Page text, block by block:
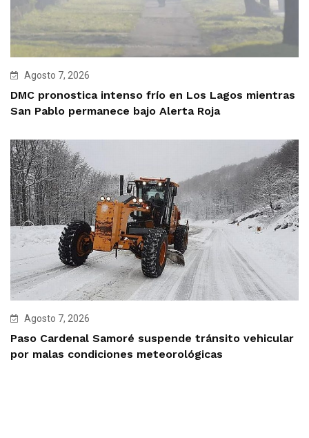
Agosto 7, 2026
DMC pronostica intenso frío en Los Lagos mientras
San Pablo permanece bajo Alerta Roja
Agosto 7, 2026
Paso Cardenal Samoré suspende tránsito vehicular
por malas condiciones meteorológicas